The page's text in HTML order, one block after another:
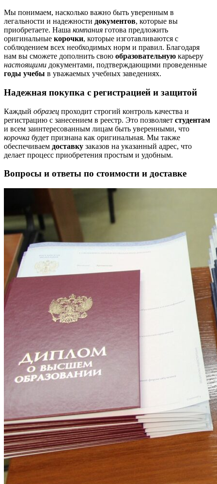
Мы понимаем, насколько важно быть уверенным в
легальности и надежности документов, которые вы
приобретаете. Наша компания готова предложить
оригинальные корочки, которые изготавливаются с
соблюдением всех необходимых норм и правил. Благодаря
нам вы сможете дополнить свою образовательную карьеру
настоящими документами, подтверждающими проведенные
годы учебы в уважаемых учебных заведениях.
Надежная покупка с регистрацией и защитой
Каждый образец проходит строгий контроль качества и
регистрацию с занесением в реестр. Это позволяет студентам
и всем заинтересованным лицам быть уверенными, что
корочка будет признана как оригинальная. Мы также
обеспечиваем доставку заказов на указанный адрес, что
делает процесс приобретения простым и удобным.
Вопросы и ответы по стоимости и доставке